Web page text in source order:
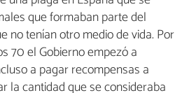
que formaban parte del
no tenían otro medio de vida. Por
70 el Gobierno empezó a
a pagar recompensas a
la cantidad que se consideraba